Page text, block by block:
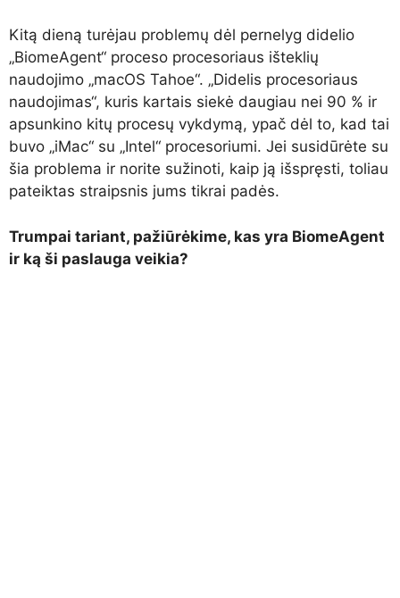
Kitą dieną turėjau problemų dėl pernelyg didelio
„BiomeAgent“ proceso procesoriaus išteklių
naudojimo „macOS Tahoe“. „Didelis procesoriaus
naudojimas“, kuris kartais siekė daugiau nei 90 % ir
apsunkino kitų procesų vykdymą, ypač dėl to, kad tai
buvo „iMac“ su „Intel“ procesoriumi. Jei susidūrėte su
šia problema ir norite sužinoti, kaip ją išspręsti, toliau
pateiktas straipsnis jums tikrai padės.
Trumpai tariant, pažiūrėkime, kas yra BiomeAgent
ir ką ši paslauga veikia?